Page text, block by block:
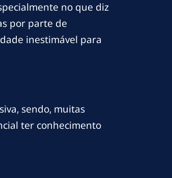
no que diz
por parte de
inestimável para
sendo, muitas
ter conhecimento